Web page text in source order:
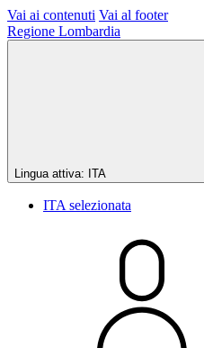
Vai ai contenuti Vai al footer
Regione Lombardia
Lingua attiva: ITA
ITA selezionata